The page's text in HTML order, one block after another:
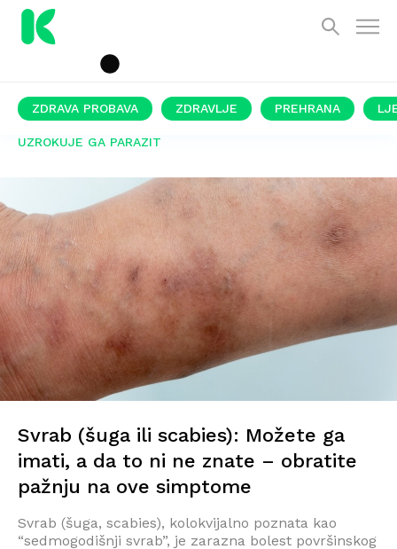
ZDRAVA PROBAVA ZDRAVLJE PREHRANA
UZROKUJE GA PARAZIT
Svrab (šuga ili scabies): Možete ga
imati, a da to ni ne znate – obratite
pažnju na ove simptome
Svrab (šuga, scabies), kolokvijalno poznata kao
“sedmogodišnji svrab”, je zarazna bolest površinskog